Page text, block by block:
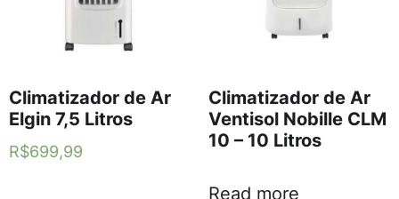
Climatizador de Ar
Elgin 7,5 Litros
R$699,99
Climatizador de Ar
Ventisol Nobille CLM
10 – 10 Litros
Read more